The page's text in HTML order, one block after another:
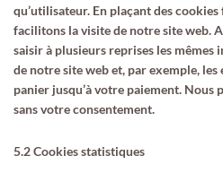
qu’utilisateur. En plaçant des
facilitons la visite de notre site web.
saisir à plusieurs reprises les
de notre site web et, par exemple,
panier jusqu’à votre paiement. Nous
sans votre consentement.
5.2 Cookies statistiques